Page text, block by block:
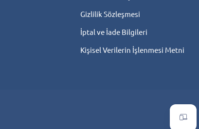
Gizlilik Sözleşmesi
İptal ve İade Bilgileri
Kişisel Verilerin İşlenmesi Metni